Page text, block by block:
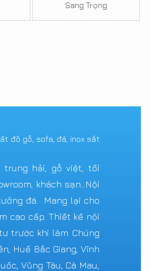
Sang Trọng
đồ gỗ, sofa, đá, inox sắt
trung hải, gỗ việt, tối
khách sạn...Nội
đá. Mang lại cho
cao cấp. Thiết kế nội
trước khi làm. Chúng
Huế Bắc Giang, Vĩnh
Vũng Tàu, Cà Mau,